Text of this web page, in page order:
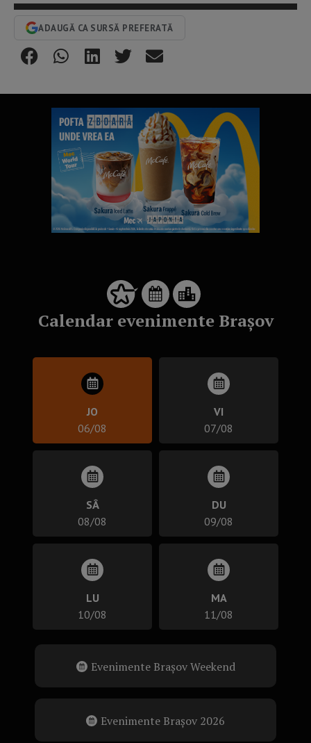
ADAUGĂ CA SURSĂ PREFERATĂ
Calendar evenimente Brașov
JO
06/08
VI
07/08
SÂ
08/08
DU
09/08
LU
10/08
MA
11/08
Evenimente Brașov Weekend
Evenimente Brașov 2026